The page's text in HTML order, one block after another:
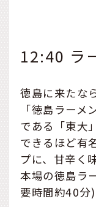
12:40 ラ
徳島に来たな
「徳島ラー
である「東大
できるほど有
プに、甘辛く
本場の徳島ラ
要時間約40分)